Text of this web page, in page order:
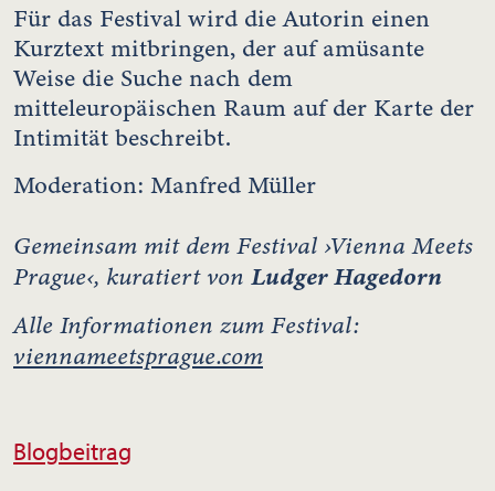
Für das Festival wird die Autorin einen
Kurztext mitbringen, der auf amüsante
Weise die Suche nach dem
mitteleuropäischen Raum auf der Karte der
Intimität beschreibt.
Moderation: Manfred Müller
Gemeinsam mit dem Festival ›Vienna Meets
Prague‹, kuratiert von Ludger Hagedorn
Alle Informationen zum Festival:
viennameetsprague.com
Blogbeitrag